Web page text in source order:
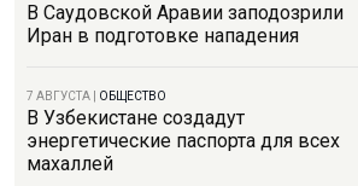
В Саудовской Аравии заподозрили
Иран в подготовке нападения
7 АВГУСТА ОБЩЕСТВО
В Узбекистане создадут
энергетические паспорта для всех
махаллей